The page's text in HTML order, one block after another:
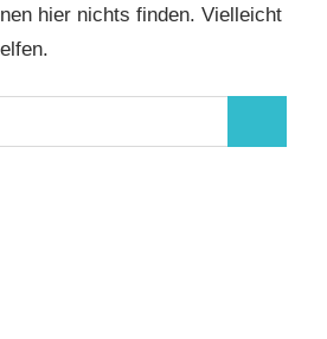
hier nichts finden. Vielleicht